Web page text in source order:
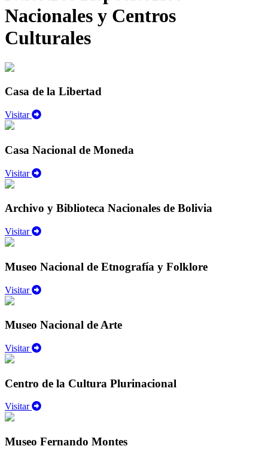
Nacionales y Centros
Culturales
Casa de la Libertad
Visitar
Casa Nacional de Moneda
Visitar
Archivo y Biblioteca Nacionales de Bolivia
Visitar
Museo Nacional de Etnografía y Folklore
Visitar
Museo Nacional de Arte
Visitar
Centro de la Cultura Plurinacional
Visitar
Museo Fernando Montes